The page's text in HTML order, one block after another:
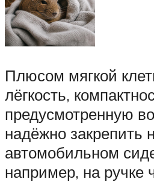
Плюсом мягкой
лёгкость,
предусмотренную
надёжно закрепить
автомобильном
например, на ручке